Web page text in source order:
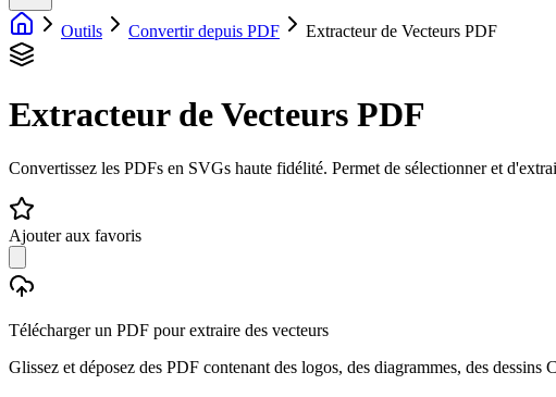
Outils Convertir depuis PDF Extracteur de Vecteurs PDF
Extracteur de Vecteurs PDF
Convertissez les PDFs en SVGs haute fidélité. Permet de sélectionner et
Ajouter aux favoris
Télécharger un PDF pour extraire des vecteurs
Glissez et déposez des PDF contenant des logos, des diagrammes, des